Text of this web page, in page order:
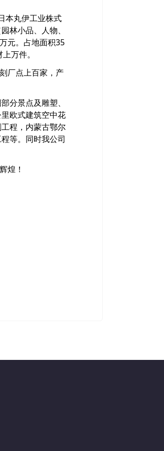
本丸伊工业株式
林小品、人物、
元。占地面积35
万件。
厂点上百家，产
分景点及雕塑、
欧式建筑空中花
程，内蒙古鄂尔
等。同时我公司
煌！